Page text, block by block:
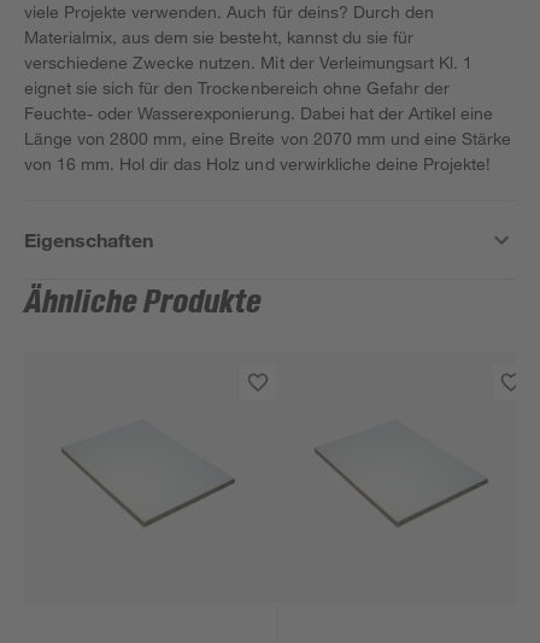
viele Projekte verwenden. Auch für deins? Durch den
Materialmix, aus dem sie besteht, kannst du sie für
verschiedene Zwecke nutzen. Mit der Verleimungsart Kl. 1
eignet sie sich für den Trockenbereich ohne Gefahr der
Feuchte- oder Wasserexponierung. Dabei hat der Artikel eine
Länge von 2800 mm, eine Breite von 2070 mm und eine Stärke
von 16 mm. Hol dir das Holz und verwirkliche deine Projekte!
Eigenschaften
Ähnliche Produkte